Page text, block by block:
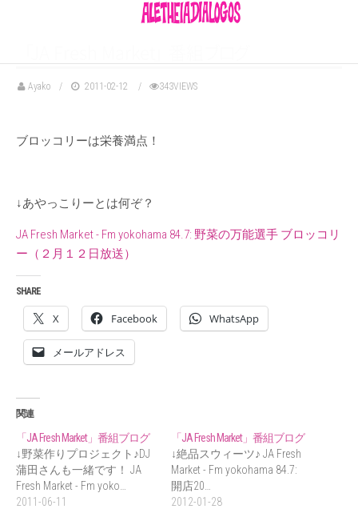
Ayako 2011-02-12 343VIEWS
ブロッコリーは栄養満点！
↓あやっこりーとは何ぞ？
JA Fresh Market - Fm yokohama 84.7: 野菜の万能選手 ブロッコリ
ー（２月１２日放送）
SHARE
X Facebook WhatsApp
メールアドレス
関連
「JA Fresh Market」番組ブログ
↓野菜作りプロジェクト♪DJ
蒲田さんも一緒です！ JA
Fresh Market - Fm yoko…
2011-06-11
「JA Fresh Market」番組ブログ
↓絶品スウィーツ♪ JA Fresh
Market - Fm yokohama 84.7:
開店20…
2012-01-28